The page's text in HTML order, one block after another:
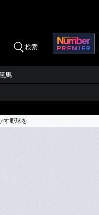
検索
馬
野球を」